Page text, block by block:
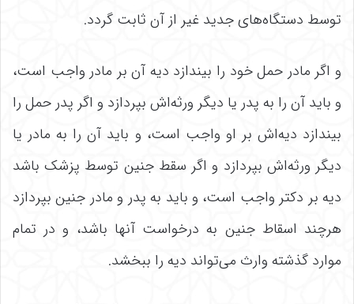
توسط دستگاه‌های جدید غیر از آن ثابت گردد.
و اگر مادر حمل خود را بیندازد دیه آن بر مادر واجب است،
و باید آن را به پدر یا دیگر ورثه‌اش بپردازد و اگر پدر حمل را
بیندازد دیه‌اش بر او واجب است، و باید آن را به مادر یا
دیگر ورثه‌اش بپردازد و اگر سقط جنین توسط پزشک باشد
دیه بر دکتر واجب است، و باید به پدر و مادر جنین بپردازد
هرچند اسقاط جنین به درخواست آنها باشد، و در تمام
موارد گذشته وارث می‌تواند دیه را ببخشد.